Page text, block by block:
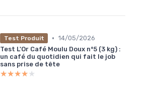
Test Produit • 14/05/2026
Test L'Or Café Moulu Doux n°5 (3 kg) :
un café du quotidien qui fait le job
sans prise de tête
★★★★★
★★★★★